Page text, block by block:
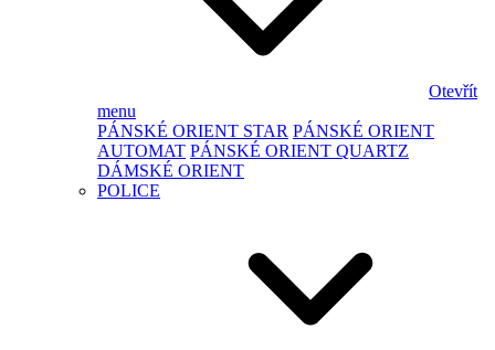
Otevřít
menu
PÁNSKÉ ORIENT STAR PÁNSKÉ ORIENT
AUTOMAT PÁNSKÉ ORIENT QUARTZ
DÁMSKÉ ORIENT
POLICE